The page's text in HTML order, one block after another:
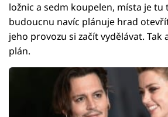
ložnic a sedm koupelen, místa je tu
budoucnu navíc plánuje hrad
jeho provozu si začít vydělávat. Tak
plán.